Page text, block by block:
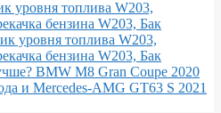
уровня топлива W203,
бензина W203, Бак
уровня топлива W203,
бензина W203, Бак
BMW M8 Gran Coupe 2020
и Mercedes-AMG GT63 S 2021